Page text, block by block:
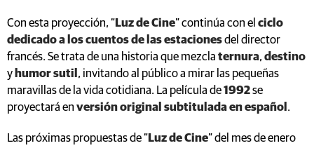
Con esta proyección, “ Luz de Cine” continúa con el ciclo
dedicado a los cuentos de las estacionesdel director
francés. Se trata de una historia que mezcla ternura, destino
y humor sutil , invitando al público a mirar las pequeñas
maravillas de la vida cotidiana. La película de1992se
proyectará en versión original subtitulada en español .
Las próximas propuestas de “ Luz de Cine” del mes de enero